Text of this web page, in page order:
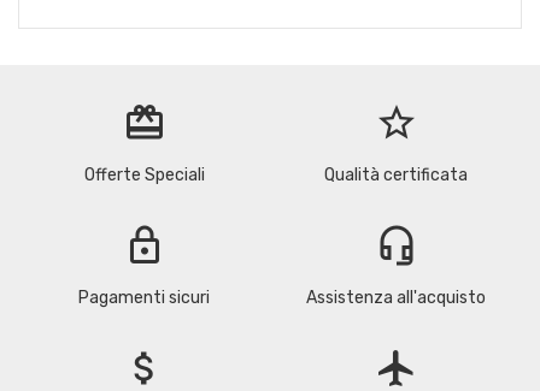
redeem
Offerte Speciali
star_border
Qualità certificata
lock
Pagamenti sicuri
headset_mic
Assistenza all'acquisto
attach_money flight